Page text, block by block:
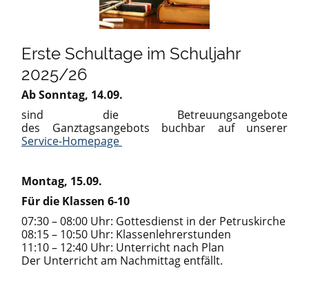
Erste Schultage im Schuljahr
2025/26
Ab Sonntag, 14.09.
sind die Betreuungsangebote
des Ganztagsangebots buchbar auf unserer
Service-Homepage
Montag, 15.09.
Für die Klassen 6-10
07:30 – 08:00 Uhr: Gottesdienst in der Petruskirche
08:15 – 10:50 Uhr: Klassenlehrerstunden
11:10 – 12:40 Uhr: Unterricht nach Plan
Der Unterricht am Nachmittag entfällt.